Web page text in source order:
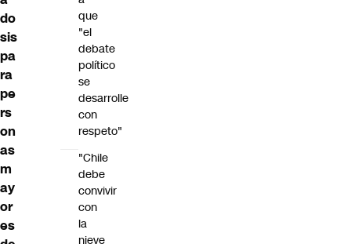
do
sis
pa
ra
pe
rs
on
as
m
ay
or
es
que
"el
debate
político
se
desarrolle
con
respeto"
"Chile
debe
convivir
con
la
nieve